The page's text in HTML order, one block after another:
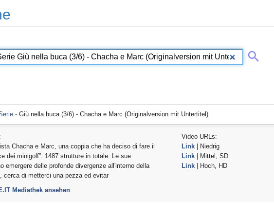
- Giù nella buca (3/6) - Chacha e Marc (Originalversion mit Untertitel)
Chacha e Marc, una coppia che ha deciso di fare il
dei minigolf”: 1487 strutture in totale. Le sue
emergere delle profonde divergenze all'interno della
cerca di metterci una pezza ed evitar
Mediathek ansehen
Video-URLs:
Link| Niedrig
Link| Mittel, SD
Link| Hoch, HD